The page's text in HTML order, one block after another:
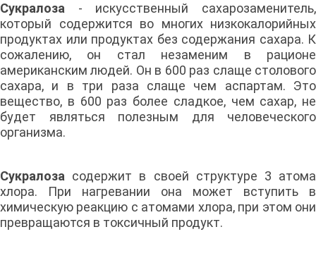
Сукралоза - искусственный сахарозаменитель,
который содержится во многих низкокалорийных
продуктах или продуктах без содержания сахара. К
сожалению, он стал незаменим в рационе
американским людей. Он в 600 раз слаще столового
сахара, и в три раза слаще чем аспартам. Это
вещество, в 600 раз более сладкое, чем сахар, не
будет являться полезным для человеческого
организма.
Сукралоза содержит в своей структуре 3 атома
хлора. При нагревании она может вступить в
химическую реакцию с атомами хлора, при этом они
превращаются в токсичный продукт.